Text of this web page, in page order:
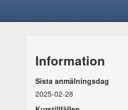
Information
Sista anmälningsdag
2025-02-28